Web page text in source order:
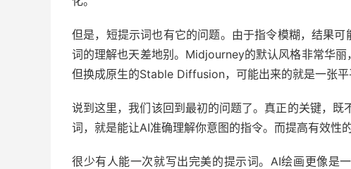
但是，短提示词也有它的问题。由于指令模糊，结果
词的理解也天差地别。Midjourney的默认风格非常华丽
但换成原生的Stable Diffusion，可能出来的就是一张平
说到这里，我们该回到最初的问题了。真正的关键，既
词，就是能让AI准确理解你意图的指令。而提高有效性的
很少有人能一次就写出完美的提示词。AI绘画更像是